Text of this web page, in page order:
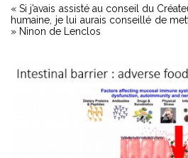
« Si j’avais assisté au conseil du
humaine, je lui aurais conseillé de
» Ninon de Lenclos